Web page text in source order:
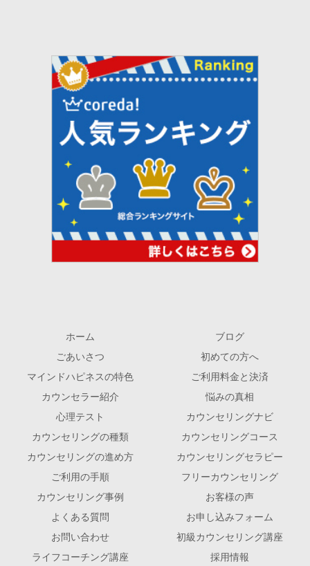
ホーム
ブログ
ごあいさつ
初めての方へ
マインドハピネスの特色
ご利用料金と決済
カウンセラー紹介
悩みの真相
心理テスト
カウンセリングナビ
カウンセリングの種類
カウンセリングコース
カウンセリングの進め方
カウンセリングセラピー
ご利用の手順
フリーカウンセリング
カウンセリング事例
お客様の声
よくある質問
お申し込みフォーム
お問い合わせ
初級カウンセリング講座
ライフコーチング講座
採用情報